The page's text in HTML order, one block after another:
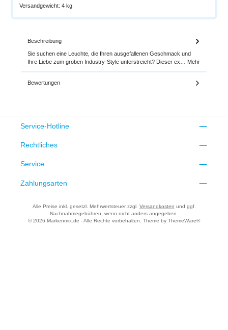
Versandgewicht: 4 kg
Beschreibung
Sie suchen eine Leuchte, die Ihren ausgefallenen Geschmack und
Ihre Liebe zum groben Industry-Style unterstreicht? Dieser ex… Mehr
Bewertungen
Service-Hotline
Rechtliches
Service
Zahlungsarten
Alle Preise inkl. gesetzl. Mehrwertsteuer zzgl. Versandkosten und ggf.
Nachnahmegebühren, wenn nicht anders angegeben.
© 2026 Markenmix.de - Alle Rechte vorbehalten. Theme by ThemeWare®